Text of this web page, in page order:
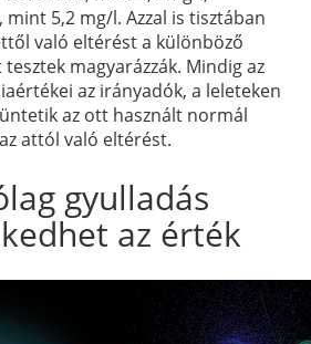
5,2 mg/l. Azzal is tisztában
való eltérést a különböző
magyarázzák. Mindig az
az irányadók, a leleteken
az ott használt normál
attól való eltérést.
gyulladás
az érték